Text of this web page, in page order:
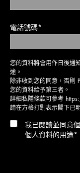
電話號碼*
您的資料將會用作日後通
途。
除非收到您的同意，否則
您的資料給予第三者。
詳細私隱條款可參考
請在方格打剔表示閣下已
我已閱讀並同意
個人資料的用途*